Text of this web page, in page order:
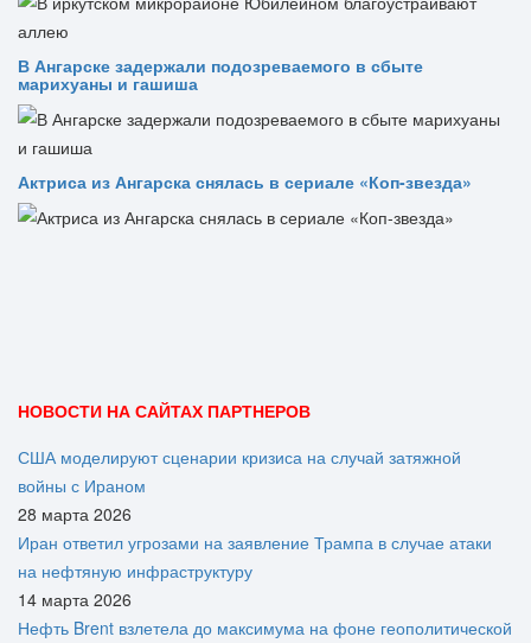
В Ангарске задержали подозреваемого в сбыте
марихуаны и гашиша
Актриса из Ангарска снялась в сериале «Коп-звезда»
НОВОСТИ НА САЙТАХ ПАРТНЕРОВ
США моделируют сценарии кризиса на случай затяжной
войны с Ираном
28 марта 2026
Иран ответил угрозами на заявление Трампа в случае атаки
на нефтяную инфраструктуру
14 марта 2026
Нефть Brent взлетела до максимума на фоне геополитической